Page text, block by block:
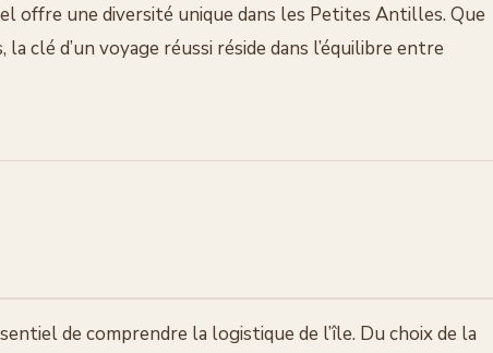
offre une diversité unique dans les Petites Antilles. Que
clé d’un voyage réussi réside dans l’équilibre entre
de comprendre la logistique de l’île. Du choix de la